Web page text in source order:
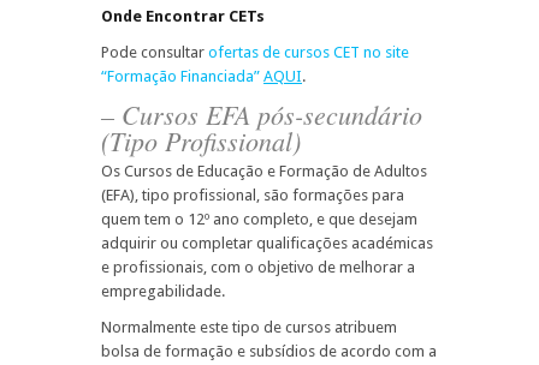
Onde Encontrar CETs
Pode consultar ofertas de cursos CET no site
“Formação Financiada” AQUI.
– Cursos EFA pós-secundário
(Tipo Profissional)
Os Cursos de Educação e Formação de Adultos
(EFA), tipo profissional, são formações para
quem tem o 12º ano completo, e que desejam
adquirir ou completar qualificações académicas
e profissionais, com o objetivo de melhorar a
empregabilidade.
Normalmente este tipo de cursos atribuem
bolsa de formação e subsídios de acordo com a